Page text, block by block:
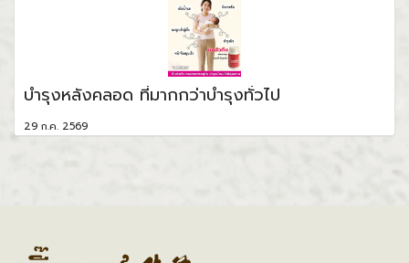
บำรุงหลังคลอด ที่มากกว่าบำรุงทั่วไป
29 ก.ค. 2569